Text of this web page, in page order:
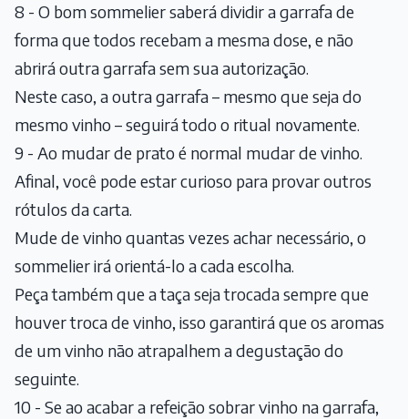
8 - O bom sommelier saberá dividir a garrafa de
forma que todos recebam a mesma dose, e não
abrirá outra garrafa sem sua autorização.
Neste caso, a outra garrafa – mesmo que seja do
mesmo vinho – seguirá todo o ritual novamente.
9 - Ao mudar de prato é normal mudar de vinho.
Afinal, você pode estar curioso para provar outros
rótulos da carta.
Mude de vinho quantas vezes achar necessário, o
sommelier irá orientá-lo a cada escolha.
Peça também que a taça seja trocada sempre que
houver troca de vinho, isso garantirá que os aromas
de um vinho não atrapalhem a degustação do
seguinte.
10 - Se ao acabar a refeição sobrar vinho na garrafa,